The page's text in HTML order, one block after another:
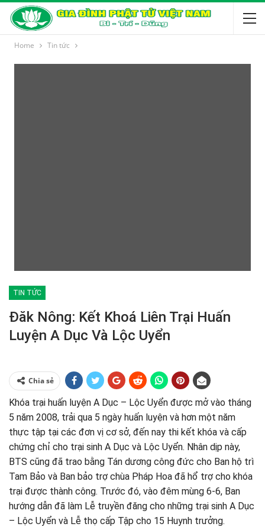
Home Tin tức
TIN TỨC
Đăk Nông: Kết Khoá Liên Trại Huấn
Luyện A Dục Và Lộc Uyển
Chia sẻ
Khóa trại huấn luyện A Dục – Lộc Uyển được mở vào tháng
5 năm 2008, trải qua 5 ngày huấn luyện và hơn một năm
thực tập tại các đơn vị cơ sở, đến nay thi kết khóa và cấp
chứng chỉ cho trại sinh A Dục và Lộc Uyển. Nhân dịp này,
BTS cũng đã trao bằng Tán dương công đức cho Ban hộ trì
Tam Bảo và Ban bảo trợ chùa Pháp Hoa đã hổ trợ cho khóa
trại được thành công. Trước đó, vào đêm mùng 6-6, Ban
hướng dẫn đã làm Lễ truyền đăng cho những trại sinh A Dục
– Lộc Uyển và Lễ thọ cấp Tập cho 15 Huynh trưởng.